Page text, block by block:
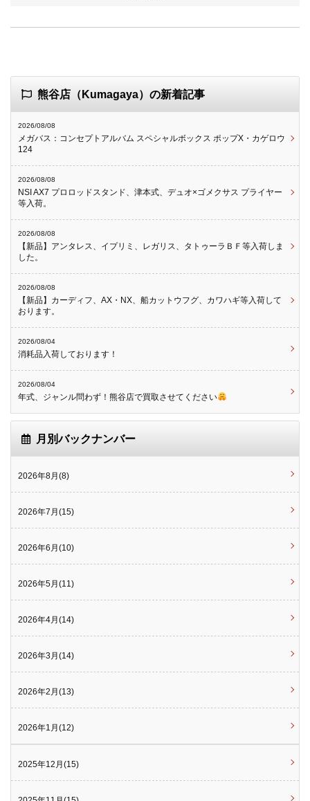
熊谷店（Kumagaya）の新着記事
2026/08/08
メガバス：コンセプトアルバム スペシャルボックス ポップX・カゲロウ
124
2026/08/08
NSI AX7 プロロッドスタンド、津本式、デュオ×ゴメクサス プライヤー
等入荷。
2026/08/08
【新品】アンタレス、イプリミ、レガリス、タトゥーラＢＦ等入荷しま
した。
2026/08/08
【新品】カーディフ、AX・NX、船カットウフグ、カワハギ等入荷して
おります。
2026/08/04
消耗品入荷しております！
2026/08/04
年式、ジャンル問わず！熊谷店で買取させてください
月別バックナンバー
2026年8月(8)
2026年7月(15)
2026年6月(10)
2026年5月(11)
2026年4月(14)
2026年3月(14)
2026年2月(13)
2026年1月(12)
2025年12月(15)